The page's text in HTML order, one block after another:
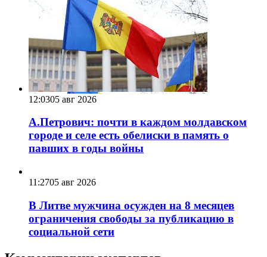
12:0305 авг 2026
А.Петрович: почти в каждом молдавском
городе и селе есть обелиски в память о
павших в годы войны
11:2705 авг 2026
В Литве мужчина осужден на 8 месяцев
ограничения свободы за публикацию в
социальной сети